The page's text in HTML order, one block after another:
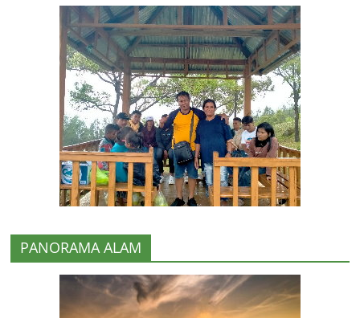
PANORAMA ALAM